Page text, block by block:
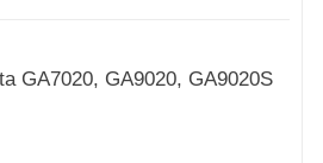
GA7020, GA9020, GA9020S